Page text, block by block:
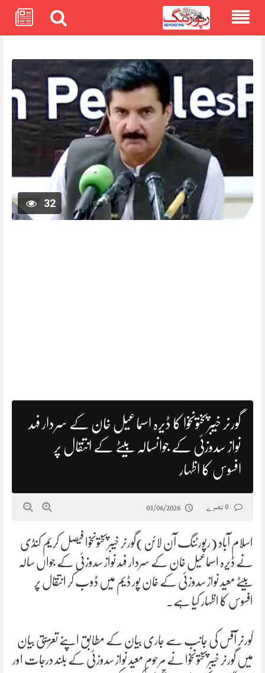
32
گورنر خیبرپختونخوا کا ڈیرہ اسماعیل خان کے سردار فہد
نواز سدوزئی کے جواںسالہ بیٹے کے انتقال پر
افسوس کا اظہار
03/06/2026
اسلام آباد (رپورٹنگ آن لائن)گورنر خیبرپختونخوا فیصل کریم کنڈی
نے ڈیرہ اسماعیل خان کے سردار فہد نواز سدوزئی کے جواں سالہ
بیٹے معید نواز سدوزئی کے خان پور ڈیم میں ڈوب کر انتقال پر
افسوس کا اظہار کیا ہے۔
گورنر آفس کی جانب سے جاری بیان کے مطابق اپنے تعزیتی بیان
میں گورنر خیبرپختونخوا نے مرحوم معید نواز سدوزئی کے بلند درجات اور